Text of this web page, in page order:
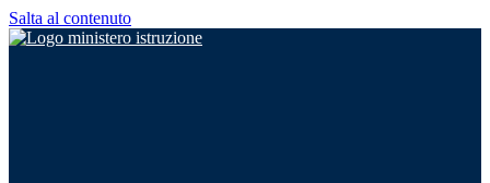
Salta al contenuto